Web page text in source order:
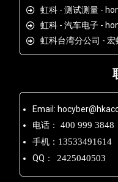
虹科 - 测试测量 -
虹科 - 汽车电子 -
虹科台湾分公司 -
Email:
电话：
400 999
手机：
QQ： 2425040503